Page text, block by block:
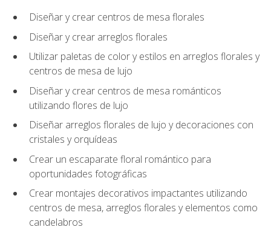
Diseñar y crear centros de mesa florales
Diseñar y crear arreglos florales
Utilizar paletas de color y estilos en arreglos florales y
centros de mesa de lujo
Diseñar y crear centros de mesa románticos
utilizando flores de lujo
Diseñar arreglos florales de lujo y decoraciones con
cristales y orquídeas
Crear un escaparate floral romántico para
oportunidades fotográficas
Crear montajes decorativos impactantes utilizando
centros de mesa, arreglos florales y elementos como
candelabros